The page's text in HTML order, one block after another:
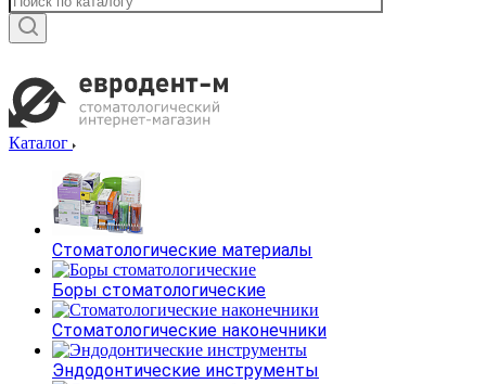
Каталог
Стоматологические материалы
Боры стоматологические
Стоматологические наконечники
Эндодонтические инструменты